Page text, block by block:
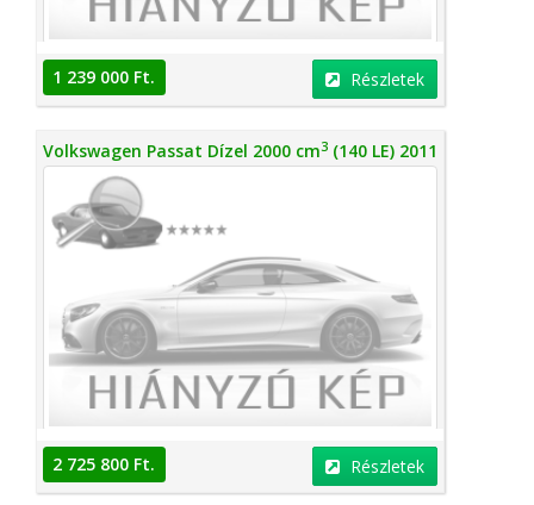
1 239 000 Ft. Részletek
Volkswagen Passat Dízel 2000 cm3 (140 LE) 2011
2 725 800 Ft. Részletek